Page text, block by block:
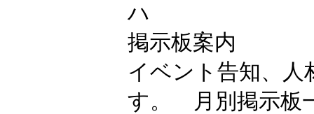
ハ
掲示板案内
イベント告知、人
す。 月別掲示